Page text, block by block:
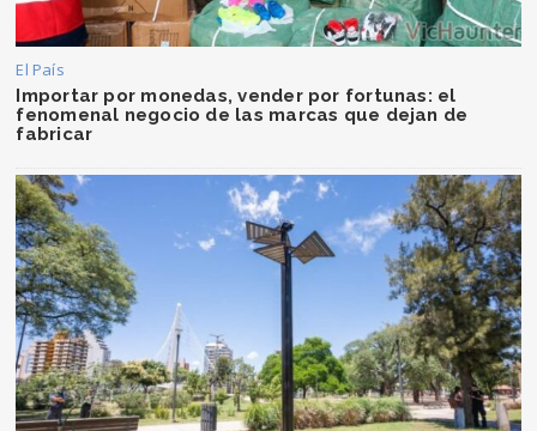
El País
Importar por monedas, vender por fortunas: el
fenomenal negocio de las marcas que dejan de
fabricar